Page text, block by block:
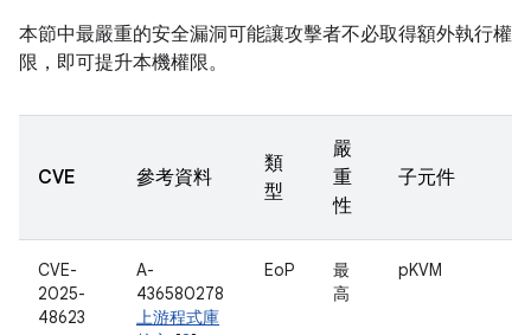
本節中最嚴重的安全漏洞可能讓攻擊者不必取得額外執行權
限，即可提升本機權限。
CVE 參考資料
類
型
嚴
重
性
子元件
CVE-
2025-
48623
A-
436580278
上游程式庫
EoP
最
高
pKVM